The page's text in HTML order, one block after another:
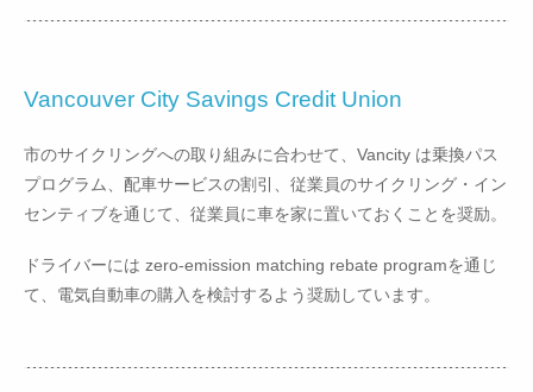
Vancouver City Savings Credit Union
市のサイクリングへの取り組みに合わせて、Vancity は乗換パス
プログラム、配車サービスの割引、従業員のサイクリング・イン
センティブを通じて、従業員に車を家に置いておくことを奨励。
ドライバーには zero-emission matching rebate programを通じ
て、電気自動車の購入を検討するよう奨励しています。